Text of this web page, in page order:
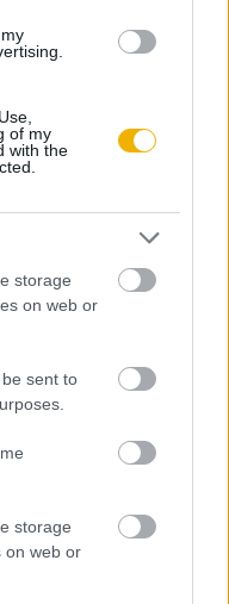
of my
with the
storage
on web or
sent to
storage
on web or
A
és győzelme
és
irodalom)